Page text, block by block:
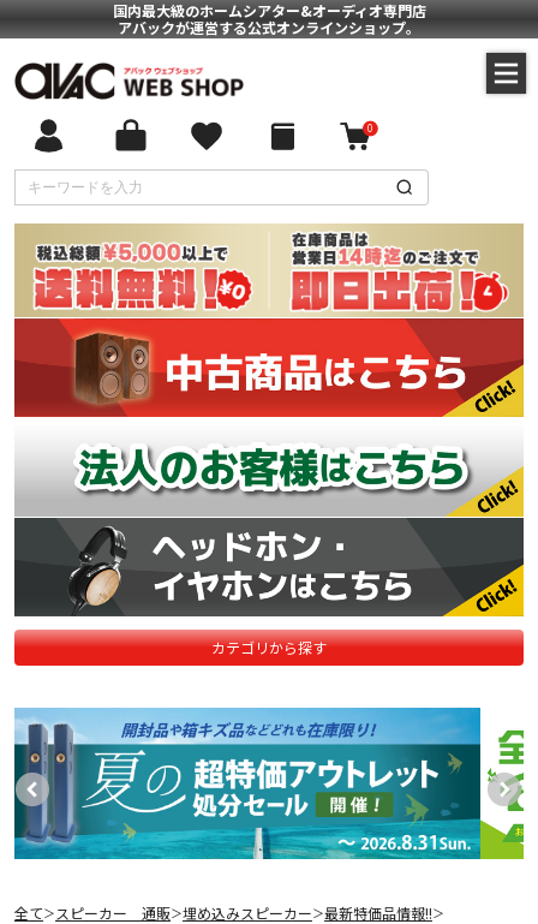
国内最大級のホームシアター&オーディオ専門店
アバックが運営する公式オンラインショップ。
0
カテゴリから探す
全て＞ スピーカー 通販＞埋め込みスピーカー＞最新特価品情報!!＞